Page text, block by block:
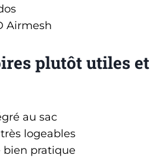
Airmesh
plutôt utiles et
au sac
logeables
bien pratique